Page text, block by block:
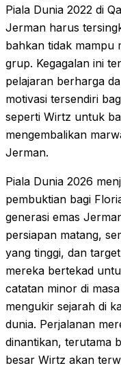
Piala Dunia 2022 di
Jerman harus
bahkan tidak mampu
grup. Kegagalan ini
pelajaran berharga
motivasi tersendiri
seperti Wirtz untuk
mengembalikan
Jerman.
Piala Dunia 2026
pembuktian bagi
generasi emas
persiapan matang,
yang tinggi, dan
mereka bertekad
catatan minor di
mengukir sejarah di
dunia. Perjalanan
dinantikan, terutama
besar Wirtz akan